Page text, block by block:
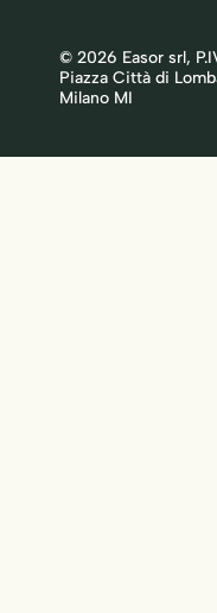
© 2026 Easor srl,
Piazza Città di
Milano MI